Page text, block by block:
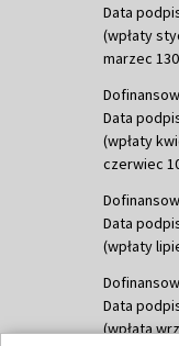
Data
(wpłaty
marzec
Data
(wpłaty
czerwiec
Data
(wpłaty
Data
(wpłata